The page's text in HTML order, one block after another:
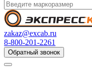
zakaz@excab.ru
8-800-201-2261
Обратный звонок